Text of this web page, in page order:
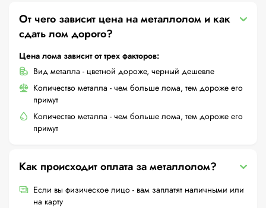
От чего зависит цена на металлолом и как
сдать лом дорого?
Цена лома зависит от трех факторов:
Вид металла - цветной дороже, черный дешевле
Количество металла - чем больше лома, тем дороже его
примут
Количество металла - чем больше лома, тем дороже его
примут
Как происходит оплата за металлолом?
Если вы физическое лицо - вам заплатят наличными или
на карту